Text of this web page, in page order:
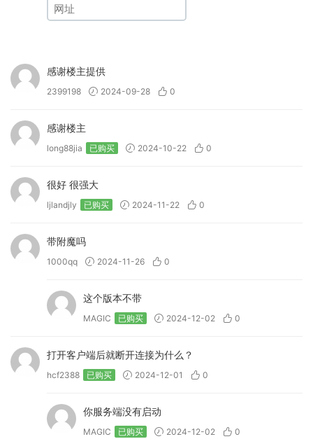
感谢楼主提供
2399198 2024-09-28 0
感谢楼主
long88jia 已购买 2024-10-22 0
很好 很强大
ljlandjly 已购买 2024-11-22 0
带附魔吗
1000qq 2024-11-26 0
这个版本不带
MAGIC 已购买 2024-12-02 0
打开客户端后就断开连接为什么？
hcf2388 已购买 2024-12-01 0
你服务端没有启动
MAGIC 已购买 2024-12-02 0